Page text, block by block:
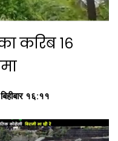
करिब १६
१६:११